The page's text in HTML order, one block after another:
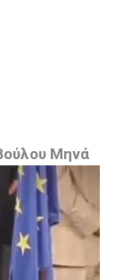
Μηνά